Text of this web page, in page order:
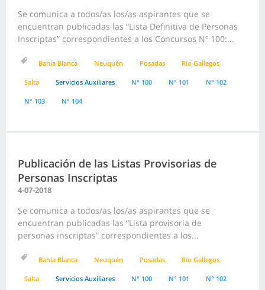
Se comunica a todos/as los/as aspirantes que se
encuentran publicadas las “Lista Definitiva de Personas
Inscriptas” correspondientes a los Concursos Nº 100:...
Bahía Blanca Neuquén Posadas Río Gallegos
Salta Servicios Auxiliares N° 100 N° 101 N° 102
N° 103 N° 104
Publicación de las Listas Provisorias de
Personas Inscriptas
4-07-2018
Se comunica a todos/as los/as aspirantes que se
encuentran publicadas las “Lista provisoria de
personas inscriptas” correspondientes a los...
Bahía Blanca Neuquén Posadas Río Gallegos
Salta Servicios Auxiliares N° 100 N° 101 N° 102